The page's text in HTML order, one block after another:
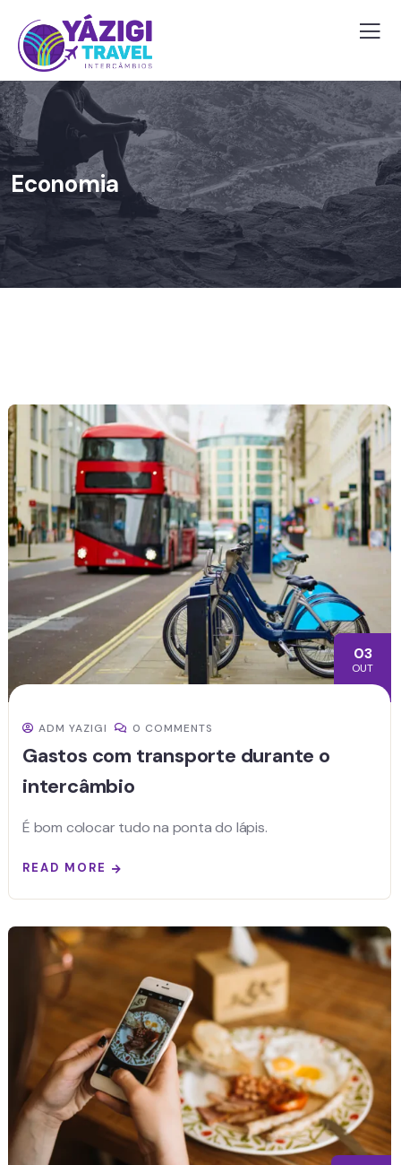
Economia
03
OUT
ADM YAZIGI 0 COMMENTS
Gastos com transporte durante o
intercâmbio
É bom colocar tudo na ponta do lápis.
READ MORE